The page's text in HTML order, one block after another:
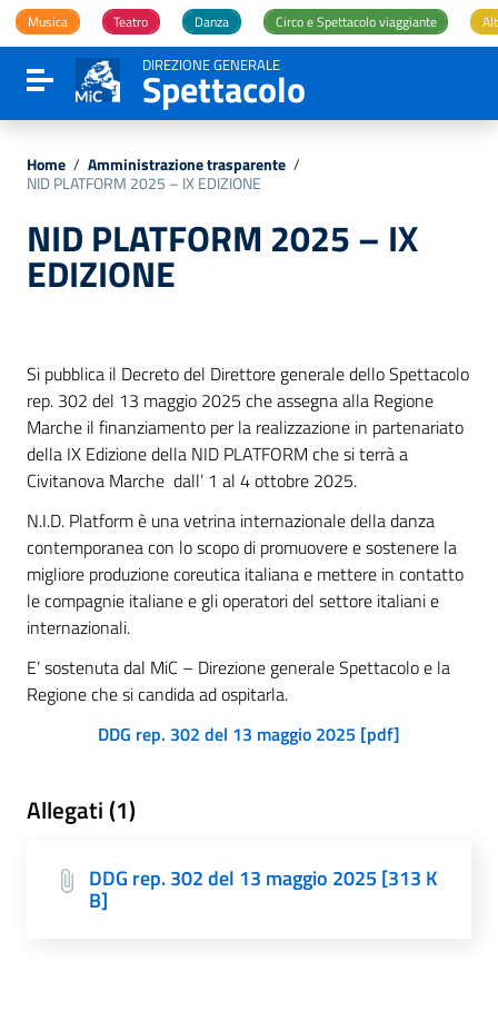
Vai ai contenuti
Vai al menu di navigazione
Vai al footer
Musica Teatro Danza Circo e Spettacolo viaggiante
Attiva / disattiva la navigazione
DIREZIONE GENERALE
Spettacolo
Home / Amministrazione trasparente /
NID PLATFORM 2025 – IX EDIZIONE
NID PLATFORM 2025 – IX
EDIZIONE
Si pubblica il Decreto del Direttore generale dello Spettacolo
rep. 302 del 13 maggio 2025 che assegna alla Regione
Marche il finanziamento per la realizzazione in partenariato
della IX Edizione della NID PLATFORM che si terrà a
Civitanova Marche dall’ 1 al 4 ottobre 2025.
N.I.D. Platform è una vetrina internazionale della danza
contemporanea con lo scopo di promuovere e sostenere la
migliore produzione coreutica italiana e mettere in contatto
le compagnie italiane e gli operatori del settore italiani e
internazionali.
E’ sostenuta dal MiC – Direzione generale Spettacolo e la
Regione che si candida ad ospitarla.
DDG rep. 302 del 13 maggio 2025 [pdf]
Allegati (1)
DDG rep. 302 del 13 maggio 2025 [313 K
B]